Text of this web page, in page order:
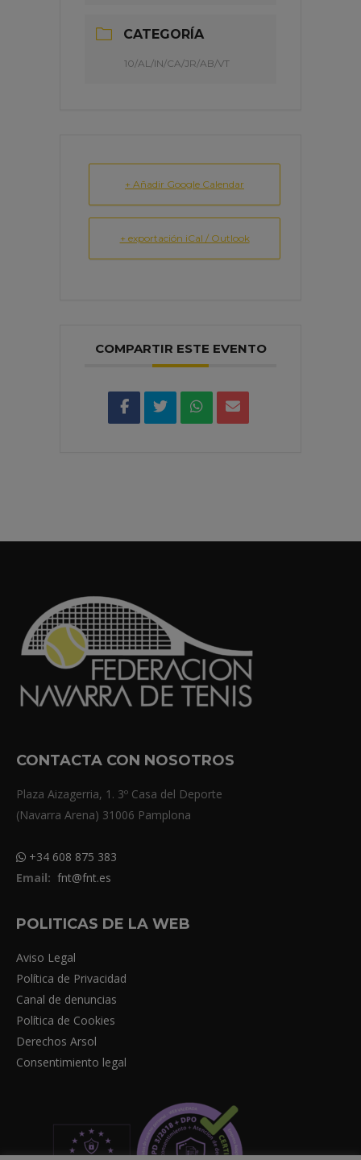
CATEGORÍA
10/AL/IN/CA/JR/AB/VT
+ Añadir Google Calendar
+ exportación iCal / Outlook
COMPARTIR ESTE EVENTO
CONTACTA CON NOSOTROS
Plaza Aizagerria, 1. 3º Casa del Deporte
(Navarra Arena) 31006 Pamplona
+34 608 875 383
Email: fnt@fnt.es
POLITICAS DE LA WEB
Aviso Legal
Política de Privacidad
Canal de denuncias
Política de Cookies
Derechos Arsol
Consentimiento legal